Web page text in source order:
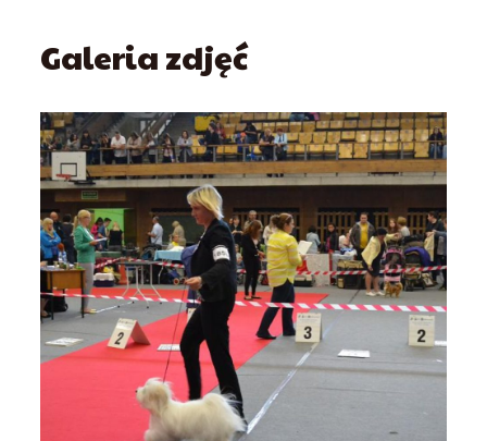
Galeria zdjęć